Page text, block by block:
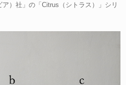
）社」の「Citrus（シトラス）」シリ